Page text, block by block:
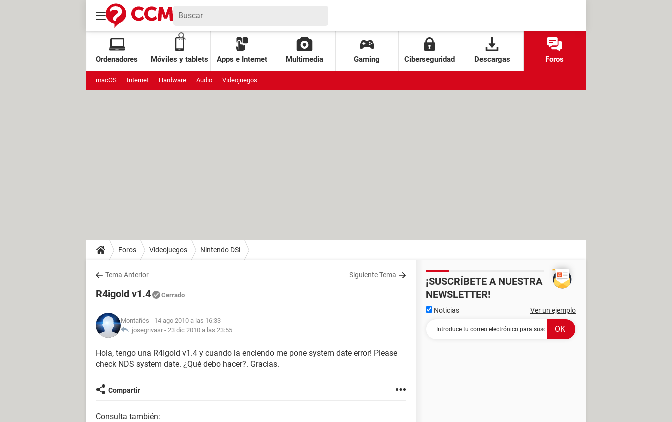
Ordenadores Móviles y tablets Apps e Internet Multimedia Gaming Ciberseguridad Descargas Foros
macOS Internet Hardware Audio Videojuegos
Foros Videojuegos Nintendo DSi
Tema Anterior Siguiente Tema
R4igold v1.4 Cerrado
Montañés - 14 ago 2010 a las 16:33
josegrivasr - 23 dic 2010 a las 23:55
Hola, tengo una R4Igold v1.4 y cuando la enciendo me pone system date error! Please
check NDS system date. ¿Qué debo hacer?. Gracias.
Compartir
Consulta también:
¡SUSCRÍBETE A NUESTRA
NEWSLETTER!
Noticias Ver un ejemplo